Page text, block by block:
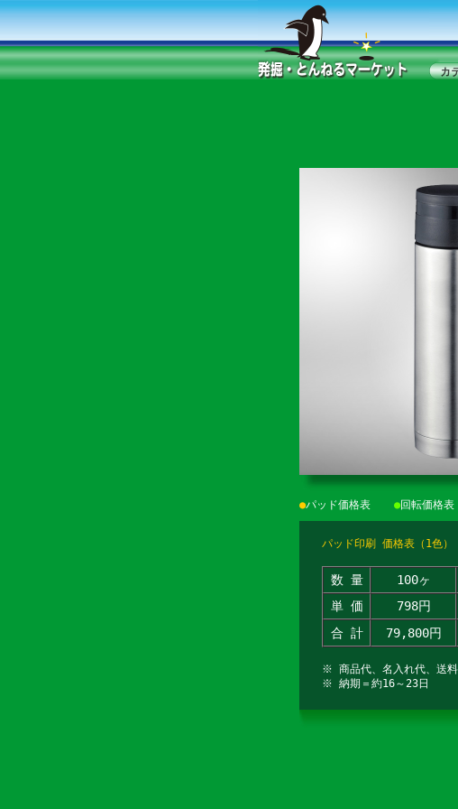
●パッド価格表 ●回転価格表
パッド印刷 価格表（1色）
数 量 100ヶ
単 価
798円
合 計
79,800円
※ 商品代、名入れ代、送料
※ 納期＝約16～23日